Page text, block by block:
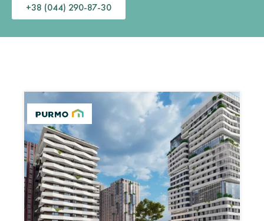
+38 (044) 290-87-30